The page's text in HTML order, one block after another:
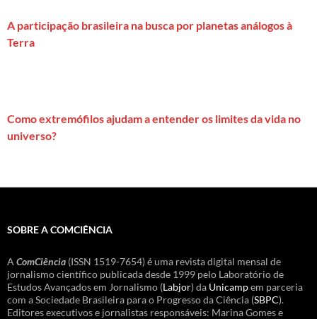
A participação brasileira na busca por planetas análogos à
Terra
Como extremófilos ajudam a entender os limites da vida no
universo?
SOBRE A COMCIÊNCIA
A ComCiência (ISSN 1519-7654) é uma revista digital mensal de
jornalismo científico publicada desde 1999 pelo Laboratório de
Estudos Avançados em Jornalismo (Labjor) da Unicampem parceria
com a Sociedade Brasileira para o Progresso da Ciência (SBPC).
Editores executivos e jornalistas responsáveis: Marina Gomes e